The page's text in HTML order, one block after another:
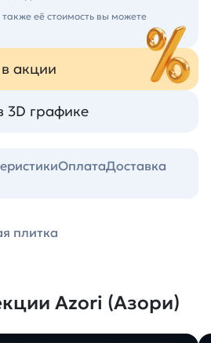
её стоимость вы можете
акции
3D графике
ОплатаДоставка
плитка
Azori (Азори)